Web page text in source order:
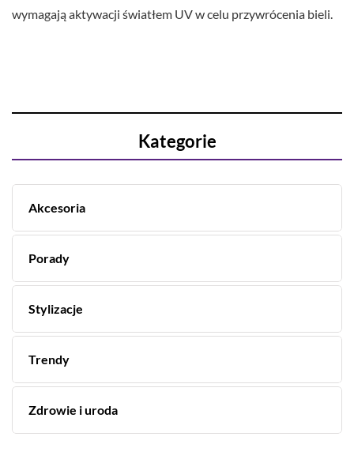
wymagają aktywacji światłem UV w celu przywrócenia bieli.
Kategorie
Akcesoria
Porady
Stylizacje
Trendy
Zdrowie i uroda